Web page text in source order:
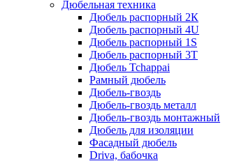
Дюбельная техника
Дюбель распорный 2К
Дюбель распорный 4U
Дюбель распорный 1S
Дюбель распорный 3Т
Дюбель Tchappai
Рамный дюбель
Дюбель-гвоздь
Дюбель-гвоздь металл
Дюбель-гвоздь монтажный
Дюбель для изоляции
Фасадный дюбель
Driva, бабочка